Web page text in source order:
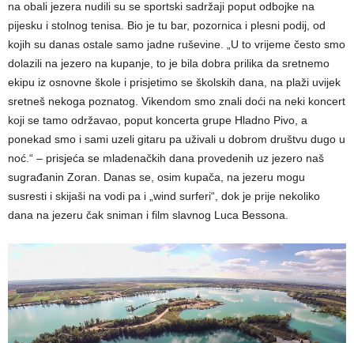
na obali jezera nudili su se sportski sadržaji poput odbojke na
pijesku i stolnog tenisa. Bio je tu bar, pozornica i plesni podij, od
kojih su danas ostale samo jadne ruševine. „U to vrijeme često smo
dolazili na jezero na kupanje, to je bila dobra prilika da sretnemo
ekipu iz osnovne škole i prisjetimo se školskih dana, na plaži uvijek
sretneš nekoga poznatog. Vikendom smo znali doći na neki koncert
koji se tamo održavao, poput koncerta grupe Hladno Pivo, a
ponekad smo i sami uzeli gitaru pa uživali u dobrom društvu dugo u
noć.“ – prisjeća se mladenačkih dana provedenih uz jezero naš
sugrađanin Zoran. Danas se, osim kupača, na jezeru mogu
susresti i skijaši na vodi pa i „wind surferi“, dok je prije nekoliko
dana na jezeru čak sniman i film slavnog Luca Bessona.